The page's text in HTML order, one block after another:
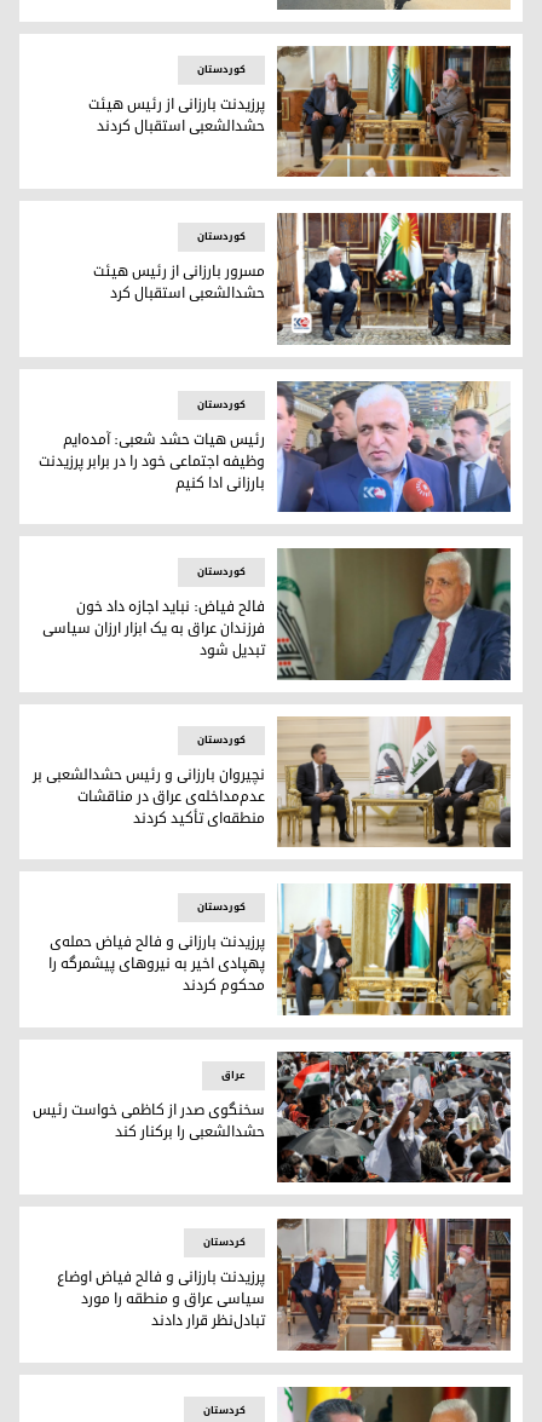
فالح فیاض: همه باید از حشد شعبی دفاع کنند
پرزیدنت مسعود بارزانی و فالح فیاض، رئیس هیئت حشدالشعبی
کوردستان
پرزیدنت بارزانی از رئیس هیئت
حشدالشعبی استقبال کردند
مسرور بارزانی، نخست‌وزیر اقلیم کوردستان و فالح فیاض،
کوردستان
مسرور بارزانی از رئیس هیئت
حشدالشعبی استقبال کرد
فالح فیاض، رئیس هیات حشد شعبی
کوردستان
رئیس هیات حشد شعبی: آمده‌ایم
وظیفه اجتماعی خود را در برابر پرزیدنت
بارزانی ادا کنیم
فالح فیاض رئیس حشد‌الشعبی
کوردستان
فالح فیاض: نباید اجازه داد خون
فرزندان عراق به یک ابزار ارزان سیاسی
تبدیل شود
نچیروان بارزانی و رئیس حشدالشعبی بر عدم‌مداخله‌ی عراق در
کوردستان
نچیروان بارزانی و رئیس حشدالشعبی بر
عدم‌مداخله‌ی عراق در مناقشات
منطقه‌ای تأکید کردند
پرزیدنت بارزانی و فالح الفیاض
کوردستان
پرزیدنت بارزانی و فالح فیاض حمله‌ی
پهپادی اخیر به نیروهای پیشمرگه را
محکوم کردند
سخنگوی صدر از کاظمی خواست رئیس حشدالشعبی را برکنار کند
عراق
سخنگوی صدر از کاظمی خواست رئیس
حشدالشعبی را برکنار کند
پرزیدنت بارزانی و فالح فیاض اوضاع سیاسی عراق و منطقه را
کردستان
پرزیدنت بارزانی و فالح فیاض اوضاع
سیاسی عراق و منطقه را مورد
تبادل‌نظر قرار دادند
کردستان